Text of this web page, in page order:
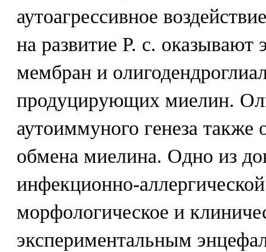
аутоагрессивное
на развитие Р. с.
мембран и
продуцирующих миелин.
аутоиммуного генеза также
обмена миелина. Одно из
инфекционно-
морфологическое и
экспериментальным